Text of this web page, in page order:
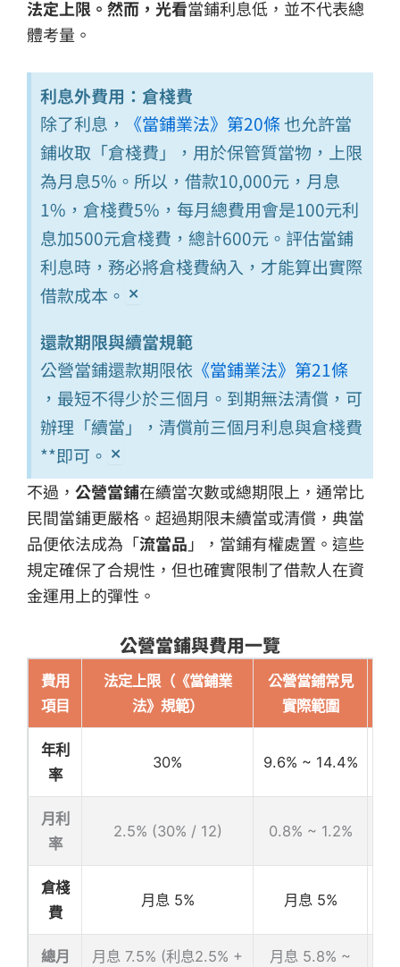
法定上限。然而，光看當鋪利息低，並不代表總
體考量。
利息外費用：倉棧費
除了利息，
《當鋪業法》第20條也允許當
鋪收取「倉棧費」，用於保管質當物，上限
為月息5%。所以，借款10,000元，月息
1%，倉棧費5%，每月總費用會是100元利
息加500元倉棧費，總計600元。評估當鋪
利息時，務必將倉棧費納入，才能算出實際
借款成本。 ×
還款期限與續當規範
公營當鋪還款期限依 《當鋪業法》第21條
，最短不得少於三個月。到期無法清償，可
辦理「續當」，清償前三個月利息與倉棧費
**即可。 ×
不過， 公營當鋪在續當次數或總期限上，通常比
民間當鋪更嚴格。超過期限未續當或清償，典當
品便依法成為「流當品 」，當鋪有權處置。這些
規定確保了合規性，但也確實限制了借款人在資
金運用上的彈性。
公營當鋪與費用一覽
費用
項目
法定上限（《當鋪業
法》規範）
公營當鋪常見
實際範圍
年利
率
30% 9.6% ~ 14.4%
月利
率
2.5% (30% / 12) 0.8% ~ 1.2%
倉棧
費
月息 5% 月息 5%
總月
月息 7.5% (利息2.5% +
月息 5.8% ~